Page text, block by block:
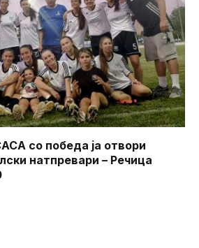
со победа ја отвори
натпревари – Речица